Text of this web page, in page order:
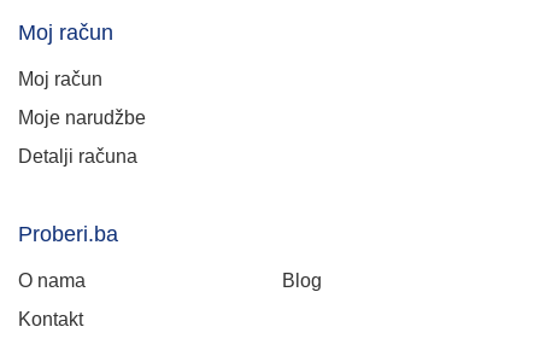
Moj račun
Moj račun
Moje narudžbe
Detalji računa
Proberi.ba
O nama
Blog
Kontakt